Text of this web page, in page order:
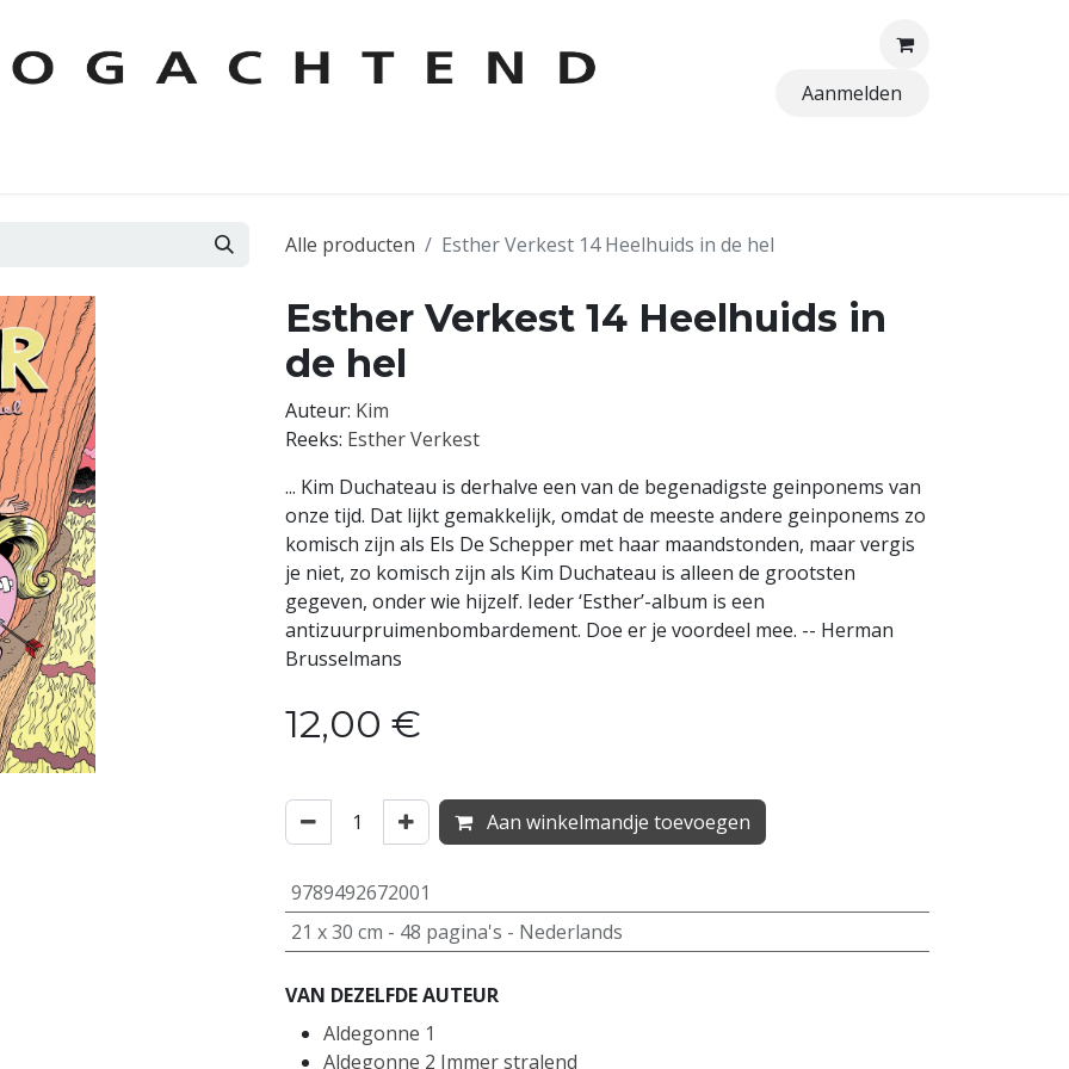
Aanmelden
Alle producten Esther Verkest 14 Heelhuids in de hel
Esther Verkest 14 Heelhuids in
de hel
Auteur: Kim
Reeks: Esther Verkest
... Kim Duchateau is derhalve een van de begenadigste geinponems van
onze tijd. Dat lijkt gemakkelijk, omdat de meeste andere geinponems zo
komisch zijn als Els De Schepper met haar maandstonden, maar vergis
je niet, zo komisch zijn als Kim Duchateau is alleen de grootsten
gegeven, onder wie hijzelf. Ieder ‘Esther’-album is een
antizuurpruimenbombardement. Doe er je voordeel mee. -- Herman
Brusselmans
12,00 €
Aan winkelmandje toevoegen
9789492672001
21 x30 cm - 48 pagina's - Nederlands
VAN DEZELFDE AUTEUR
Aldegonne 1
Aldegonne 2 Immer stralend